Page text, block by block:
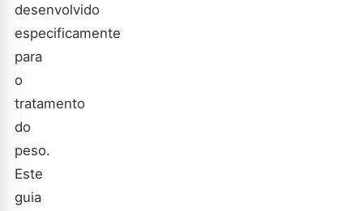
desenvolvido
especificamente
para
o
tratamento
do
peso.
Este
guia